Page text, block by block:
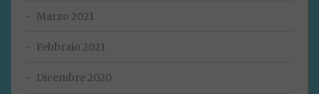
Marzo 2021
Febbraio 2021
Dicembre 2020